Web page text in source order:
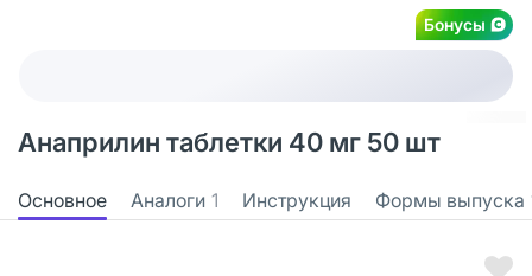
Бонусы
Анаприлин таблетки 40 мг 50 шт
Основное Аналоги 1 Инструкция Формы выпуска